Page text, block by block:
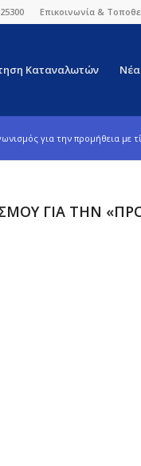
Επικοινωνία &
Καταναλωτών
για την προμήθεια με
ΓΙΑ ΤΗΝ